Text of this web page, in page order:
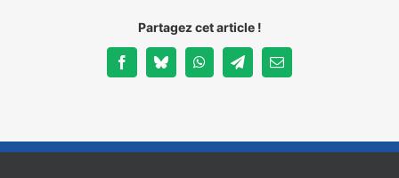
Partagez cet article !
FacebookBlueskyWhatsAppTelegramEmail